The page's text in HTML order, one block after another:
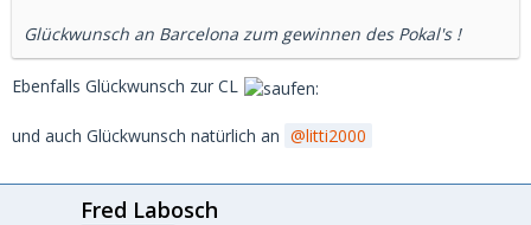
Glückwunsch an Barcelona zum gewinnen des Pokal's !
Ebenfalls Glückwunsch zur CL
und auch Glückwunsch natürlich an litti2000
Fred Labosch